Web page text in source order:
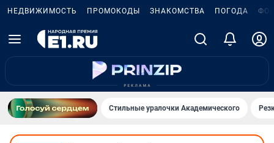
НЕДВИЖИМОСТЬ ПРОМОКОДЫ ЗНАКОМСТВА ПОГОДА
Стильные уралочки Академического